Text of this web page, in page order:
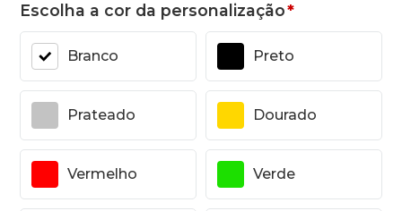
Escolha a cor da personalização*
Branco Preto
Prateado Dourado
Vermelho Verde